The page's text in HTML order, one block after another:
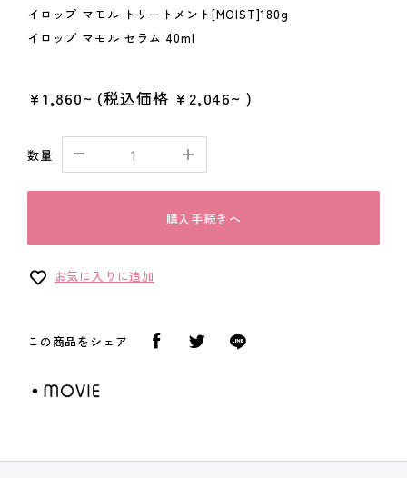
イロップ マモル トリートメント[MOIST]180g
イロップ マモル セラム 40ml
¥1,860~ (税込価格 ¥2,046~ )
数量
購入手続きへ
お気に入りに追加
この商品をシェア